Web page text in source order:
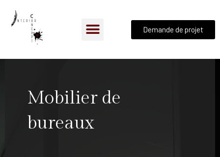
Demande de projet
Mobilier de
bureaux